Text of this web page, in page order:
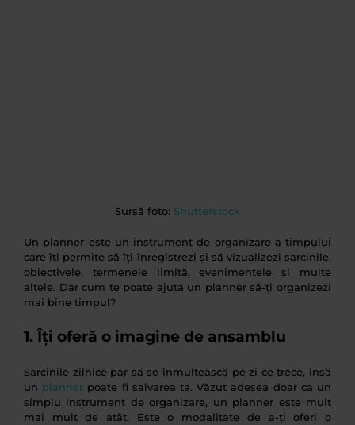
Sursă foto: Shutterstock
Un planner este un instrument de organizare a timpului
care îți permite să îți înregistrezi și să vizualizezi sarcinile,
obiectivele, termenele limită, evenimentele și multe
altele. Dar cum te poate ajuta un planner să-ți organizezi
mai bine timpul?
1. Îți oferă o imagine de ansamblu
Sarcinile zilnice par să se înmulțească pe zi ce trece, însă
un planner poate fi salvarea ta. Văzut adesea doar ca un
simplu instrument de organizare, un planner este mult
mai mult de atât. Este o modalitate de a-ți oferi o